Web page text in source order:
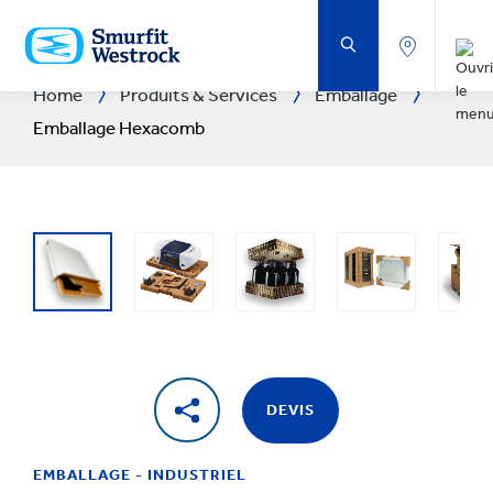
AU
CONTENU
PRINCIPAL
Home Produits & Services
Emballage
Emballage Hexacomb
DEVIS
EMBALLAGE - INDUSTRIEL